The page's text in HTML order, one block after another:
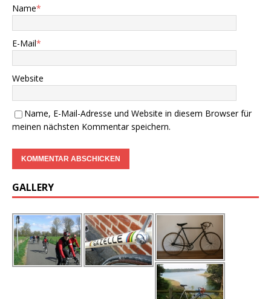
Name*
E-Mail*
Website
Name, E-Mail-Adresse und Website in diesem Browser für
meinen nächsten Kommentar speichern.
GALLERY